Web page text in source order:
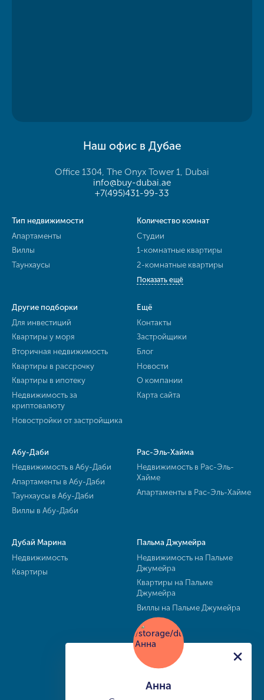
Наш офис в Дубае
Office 1304, The Onyx Tower 1, Dubai
info@buy-dubai.ae
+7(495)431-99-33
Тип недвижимости
Апартаменты
Виллы
Таунхаусы
Количество комнат
Студии
1-комнатные квартиры
2-комнатные квартиры
Показать ещё
Другие подборки
Для инвестиций
Квартиры у моря
Вторичная недвижимость
Квартиры в рассрочку
Квартиры в ипотеку
Недвижимость за
криптовалюту
Новостройки от застройщика
Ещё
Контакты
Застройщики
Блог
Новости
О компании
Карта сайта
Абу-Даби
Недвижимость в Абу-Даби
Апартаменты в Абу-Даби
Таунхаусы в Абу-Даби
Виллы в Абу-Даби
Рас-Эль-Хайма
Недвижимость в Рас-Эль-
Хайме
Апартаменты в Рас-Эль-Хайме
Дубай Марина
Недвижимость
Квартиры
Пальма Джумейра
Недвижимость на Пальме
Джумейра
Квартиры на Пальме
Джумейра
Виллы на Пальме Джумейра
Анна